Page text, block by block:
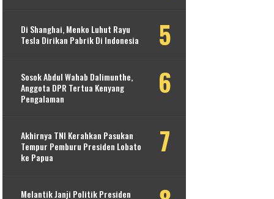
Di Shanghai, Menko Luhut Rayu
Tesla Dirikan Pabrik Di Indonesia
Sosok Abdul Wahab Dalimunthe,
Anggota DPR Tertua Kenyang
Pengalaman
Akhirnya TNI Kerahkan Pasukan
Tempur Pemburu Presiden Lobato
ke Papua
Melantik Janji Politik Presiden